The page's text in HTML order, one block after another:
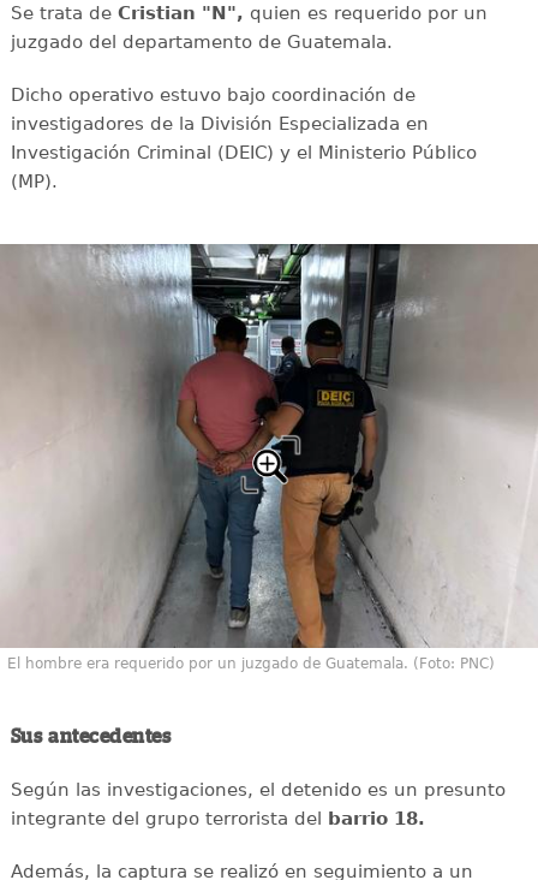
Se trata deCristian "N", quien es requerido por un
juzgado del departamento de Guatemala.
Dicho operativo estuvo bajo coordinación de
investigadores de la División Especializada en
Investigación Criminal (DEIC) y el Ministerio Público
(MP).
El hombre era requerido por un juzgado de Guatemala. (Foto: PNC)
Sus antecedentes
Según las investigaciones, el detenido es un presunto
integrante del grupo terrorista del barrio 18.
Además, la captura se realizó en seguimiento a un